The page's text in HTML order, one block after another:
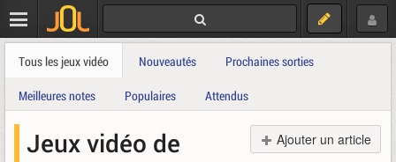
Tous les jeux vidéo Nouveautés Prochaines sorties
Meilleures notes Populaires Attendus
Ajouter un article
Jeux vidéo de